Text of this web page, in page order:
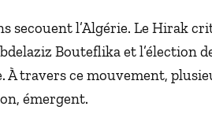
secouent l’Algérie. Le Hirak
Bouteflika et l’élection
À travers ce mouvement,
émergent.